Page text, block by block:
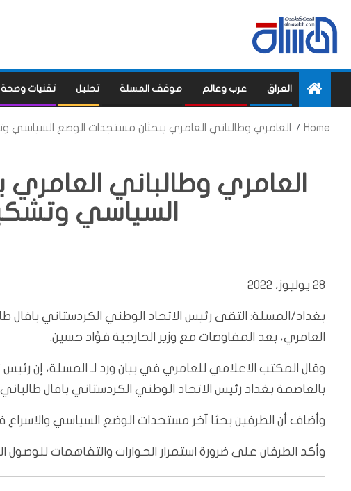
العراق عرب وعالم موقف المسلة تحليل تقنيات وصحة
Home العامري وطالباني العامري يبحثان مستجدات الوضع السياسي
العامري وطالباني
السياسي
28 يوليوز، 2022
العامري، بعد المفاوضات مع وزير الخارجية فؤاد حسين.
وقال المكتب الاعلامي للعامري في بيان ورد لـ المسلة، إن
بالعاصمة بغداد رئيس الاتحاد الوطني الكردستاني بافال
وأضاف أن الطرفين بحثا آخر مستجدات الوضع السياسي
وأكد الطرفان على ضرورة استمرار الحوارات والتفاهمات للوصول